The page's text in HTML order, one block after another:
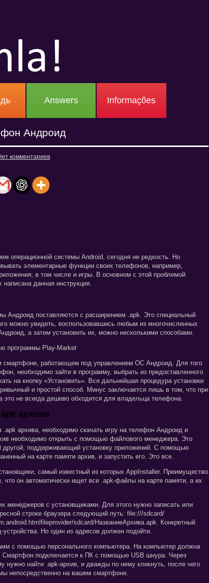
Answers Informações
Андроид
комментариев
операционной системы Android, сегодня не редкость. Но
элементарные функции своих телефонов, например,
в том числе и игры. В основном с этой проблемой
данная инструкция.
Андроид поставляются с расширением .apk. Это специальный
можно увидеть, воспользовавшись любым из многочисленных
а затем установить их, можно несколькими способами.
программы Play-Market
смартфоне, работающем под управлением ОС Андроид. Для того
необходимо зайти в программу, выбрать из предоставленного
на кнопку «Установить». Вся дальнейшая процедура установки
и простой способ. Минус заключается лишь в том, что при
это не всегда дешево обходится для владельца телефона.
архива
.apk архива, необходимо скачать игру на телефон Андроид и
необходимо открыть с помощью файлового менеджера. Это
поддерживающий установку приложений. С помощью
на карте памяти архив, и запустить его. Это все.
самый известный из которых AppInstaller. Преимущество
что он автоматически ищет все .apk-файлы на карте памяти, а их
менеджеров с установщиками. Для этого нужно записать или
строке браузера следующий путь: file:///sdcard/
sdcard/НазваниеАрхива.apk. Конкретный
устройства. Но один из адресов должен подойти.
с помощью персонального компьютера. На компьютер должна
Смартфон подключается к ПК с помощью USB шнура. Через
нужно найти .apk-архив, и дважды по нему кликнуть, после чего
непосредственно на вашем смартфоне.